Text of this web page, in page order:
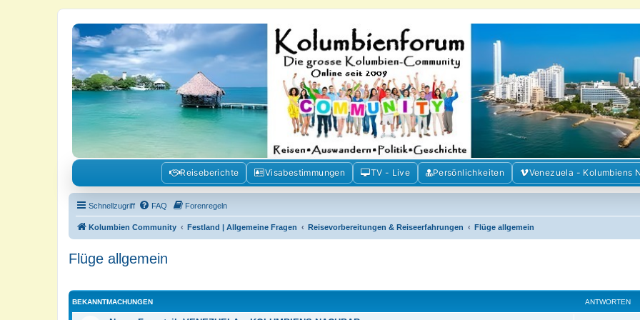
Kolumbienforum - Das grosse Forum der Freunde Kolumbiens
Reisen, Auswandern, Kultur, Politik, Geschichte und Visum in Kolumbien und Venezuela. Austausch, Erfahrungen und Gemeinschaft im Kolumbienforum
Reiseberichte Visabestimmungen TV - Live Persönlichkeiten Venezuela - Kolumbiens
Schnellzugriff FAQ Forenregeln
Kolumbien Community Festland | Allgemeine Fragen Reisevorbereitungen & Reiseerfahrungen Flüge allgemein
Flüge allgemein
BEKANNTMACHUNGEN ANTWORTEN